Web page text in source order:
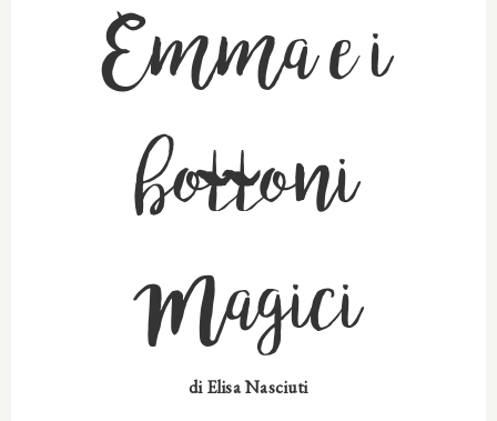
Emma e i
bottoni
Magici
diElisa Nasciuti